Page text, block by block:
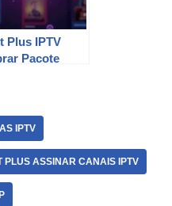
Plus IPTV
Pacote
IPTV
PLUS ASSINAR CANAIS IPTV